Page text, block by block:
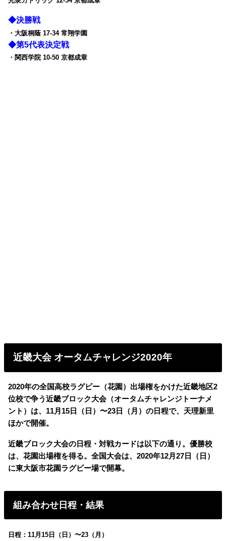
◆決勝戦
・大阪桐蔭 17-34 常翔学園
◆第5代表決定戦
・関西学院 10-50 京都成章
近畿大会 オータムチャレンジ2020年
2020年の全国高校ラグビー（花園）出場権をかけた近畿地区2
位校で争う近畿ブロック大会（オータムチャレンジトーナメ
ント）は、11月15日（日）〜23日（月）の日程で、天理新里
ほかで開催。
近畿ブロック大会の日程・対戦カードは以下の通り。優勝校
は、花園出場権を得る。全国大会は、2020年12月27日（日）
に東大阪市花園ラグビー場で開幕。
組み合わせ日程・結果
日程：11月15日（日）〜23（月）